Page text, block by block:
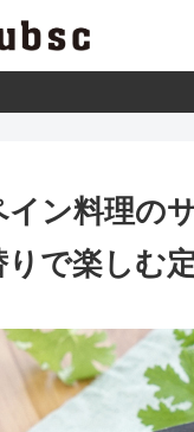
イン料理の
で楽しむ